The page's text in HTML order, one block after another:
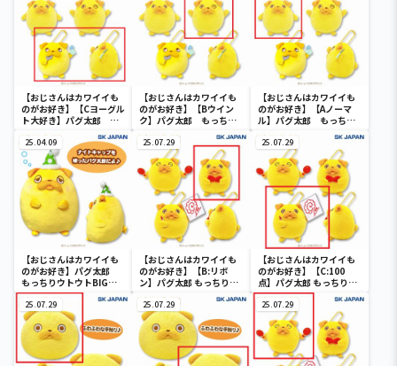
【おじさんはカワイイも
のがお好き】【Cヨーグル
ト大好き】パグ太郎 も
っちりMC
【おじさんはカワイイも
のがお好き】【Bウイン
ク】パグ太郎 もっちり
MC
【おじさんはカワイイも
のがお好き】【Aノーマ
ル】パグ太郎 もっちり
MC
25.04.09
【おじさんはカワイイも
のがお好き】パグ太郎
もっちりウトウトBIGぬ
いぐるみ
25.07.29
【おじさんはカワイイも
のがお好き】【B:リボ
ン】パグ太郎 もっちり
25.07.29
【おじさんはカワイイも
のがお好き】【C:100
点】パグ太郎 もっちり
MC2
25.07.29 25.07.29 25.07.29